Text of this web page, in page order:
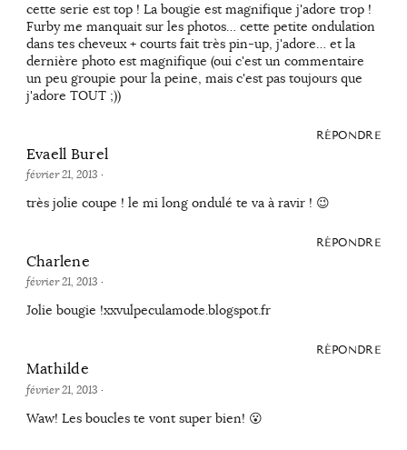
cette serie est top ! La bougie est magnifique j'adore trop !
Furby me manquait sur les photos… cette petite ondulation
dans tes cheveux + courts fait très pin-up, j'adore… et la
dernière photo est magnifique (oui c'est un commentaire
un peu groupie pour la peine, mais c'est pas toujours que
j'adore TOUT ;))
RÉPONDRE
Evaell Burel
février 21, 2013 ·
très jolie coupe ! le mi long ondulé te va à ravir ! 😉
RÉPONDRE
Charlene
février 21, 2013 ·
Jolie bougie !xxvulpeculamode.blogspot.fr
RÉPONDRE
Mathilde
février 21, 2013 ·
Waw! Les boucles te vont super bien! 😮